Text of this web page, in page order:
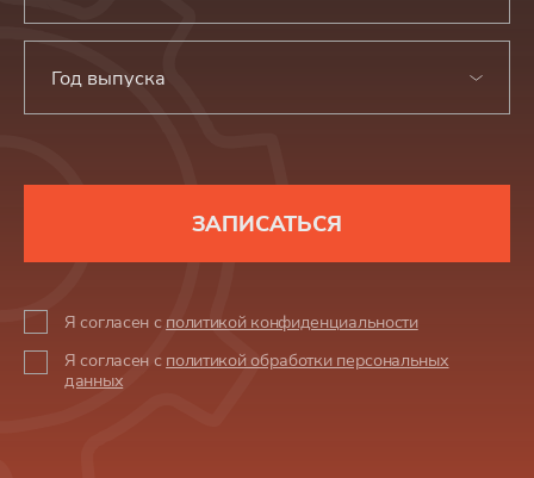
Год выпуска
ЗАПИСАТЬСЯ
Я согласен с политикой конфиденциальности
Я согласен с политикой обработки персональных
данных